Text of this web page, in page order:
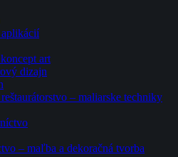
art
dizajn
– maliarske techniky
– maľba a dekoračná tvorba